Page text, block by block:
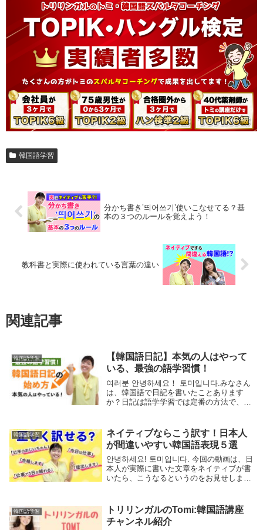
韓国語学習
分かち書き’띄어쓰기’使いこなせてる？基
本の３つのルールを覚えよう！
教科書と実際に使われている言葉の違い
関連記事
韓国語学習
【韓国語日記】本気の人はやって
いる、最強の語学習慣！
여러분 안녕하세요！ 토미입니다.みなさん
は、韓国語で日記を書いたことあります
か？日記は語学学習では定番の方法で、今
す。でも、韓国語日記をやっていない、や
ったけど続か...
韓国語学習
ネイティブならこう訳す！日本人
が間違いやすい韓国語表現５選
안녕하세요! 토미입니다. 今回の動画は、日
本人が実際に書いた文章をネイティブが書
いたら、こうなるというのをお見せしま
を韓国語に作文できるくらいの方々になり
ます。今...
韓国語学習
トリリンガルのTomi:韓国語講座
チャンネル紹介